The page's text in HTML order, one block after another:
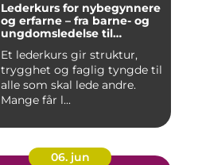
Lederkurs for nybegynnere
og erfarne – fra barne- og
ungdomsledelse til
Et lederkurs gir struktur,
trygghet og faglig tyngde til
alle som skal lede andre.
Mange får l...
06. jun